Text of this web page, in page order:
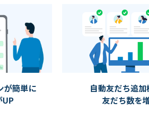
が簡単に
UP
自動友だち追加
友だち数を